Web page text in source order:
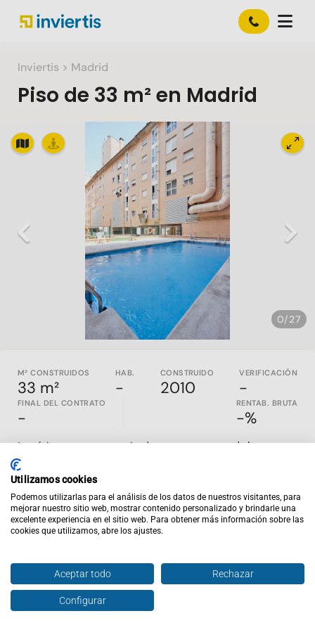
Inviertis > Madrid
Piso de 33 m² en Madrid
0/27
Previous Next
M² CONSTRUIDOS
33 m²
HAB.
-
CONSTRUIDO
2010
VERIFICACIÓN
-
FINAL DEL CONTRATO
-
RENTAB. BRUTA
-%
Los áticos con terraza privada representan una de las
tipologías más escasas y demandadas del mercado
residencial madrileño, especialmente en zonas bien
de vida. Una oportunidad ideal para quienes buscan un activo
diferencial con potencial de generación de ingresos y
revalorización.
distribuidos de forma eficiente para maximizar cada espacio.
Su principal atractivo es una magnífica
terrazaprivada de
un valor añadido cada vez más apreciado por los
inquilinos y que contribuye a incrementar la demanda y la
Enviar oferta
Utilizamos cookies
Podemos utilizarlas para el análisis de los datos de nuestros visitantes, para
mejorar nuestro sitio web, mostrar contenido personalizado y brindarle una
excelente experiencia en el sitio web. Para obtener más información sobre las
cookies que utilizamos, abre los ajustes.
Aceptar todo Rechazar
Configurar